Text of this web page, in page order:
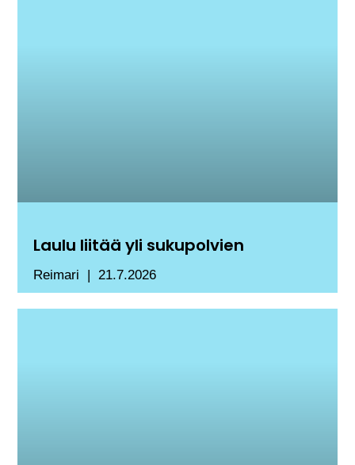
Laulu liitää yli sukupolvien
Reimari 21.7.2026